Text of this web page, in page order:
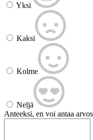
Yksi
Kaksi
Kolme
Neljä
Anteeksi, en voi antaa